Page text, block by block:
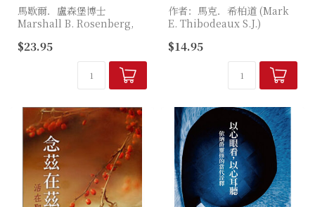
馬歇爾．盧森堡博士
Marshall B. Rosenberg,
全球銷售超過百萬冊，已譯成
30多種語言。 美國微軟公司
執行長納德拉（Sa...
$23.95
作者：馬克．希柏道 (Mark
E. Thibodeaux S.J.)
本書為從事靈修指導或牧靈諮
商的朋友，提供豐富有效的資
源，透過創新的應用方法，為
$14.95